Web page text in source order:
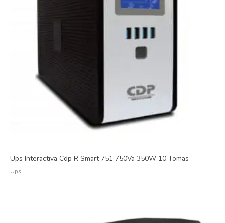
Ups Interactiva Cdp R Smart 751 750Va 350W 10 Tomas
Ups